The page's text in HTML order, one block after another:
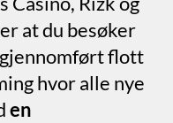
at du besøker
flott
hvor alle nye
en